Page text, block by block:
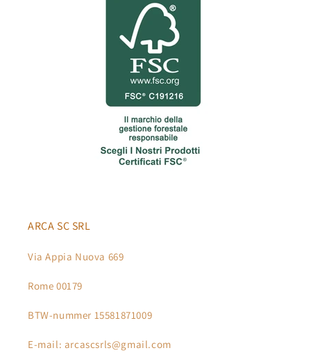
ARCA SC SRL
Via Appia Nuova 669
Rome 00179
BTW-nummer 15581871009
E-mail: arcascsrls@gmail.com